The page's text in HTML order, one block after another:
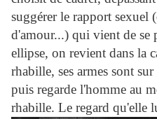
suggérer le rapport sexuel
d'amour...) qui vient de se
ellipse, on revient dans la
rhabille, ses armes sont
puis regarde l'homme au
rhabille. Le regard qu'elle